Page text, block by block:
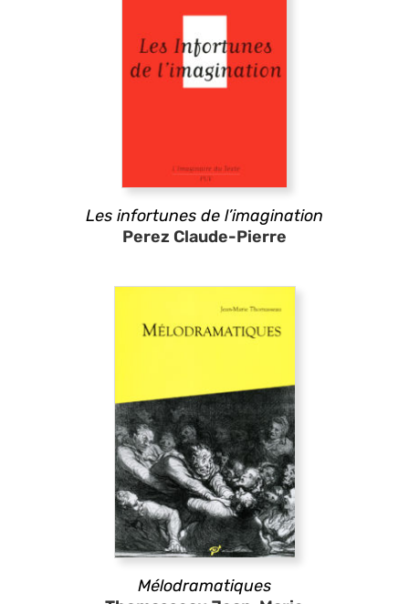
Les infortunes de l’imagination
Perez Claude-Pierre
Mélodramatiques